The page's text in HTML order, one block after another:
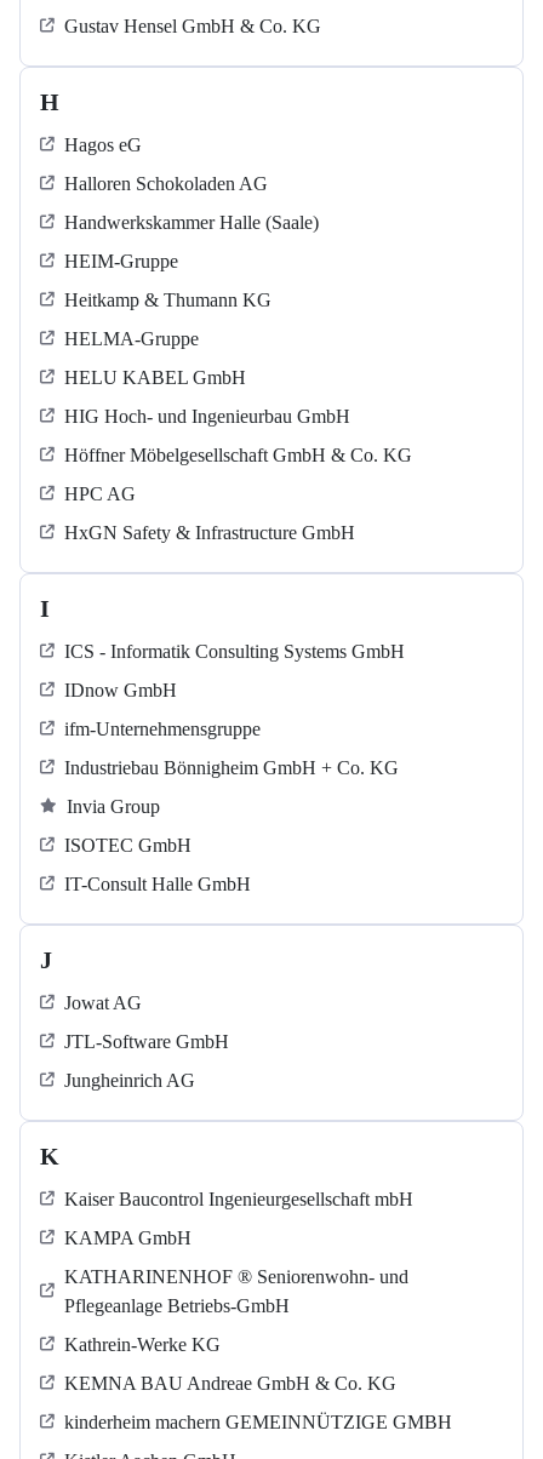
Gustav Hensel GmbH & Co. KG
H
Hagos eG
Halloren Schokoladen AG
Handwerkskammer Halle (Saale)
HEIM-Gruppe
Heitkamp & Thumann KG
HELMA-Gruppe
HELU KABEL GmbH
HIG Hoch- und Ingenieurbau GmbH
Höffner Möbelgesellschaft GmbH & Co. KG
HPC AG
HxGN Safety & Infrastructure GmbH
I
ICS - Informatik Consulting Systems GmbH
IDnow GmbH
ifm-Unternehmensgruppe
Industriebau Bönnigheim GmbH + Co. KG
Invia Group
ISOTEC GmbH
IT-Consult Halle GmbH
J
Jowat AG
JTL-Software GmbH
Jungheinrich AG
K
Kaiser Baucontrol Ingenieurgesellschaft mbH
KAMPA GmbH
KATHARINENHOF ® Seniorenwohn- und
Pflegeanlage Betriebs-GmbH
Kathrein-Werke KG
KEMNA BAU Andreae GmbH & Co. KG
kinderheim machern GEMEINNÜTZIGE GMBH